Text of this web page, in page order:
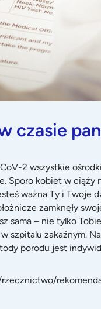
czasie
2 wszystkie
Sporo kobiet w ciąży
ważna Ty i Twoje
zamknęły
sama – nie tylko
szpitalu zakaźnym.
porodu jest